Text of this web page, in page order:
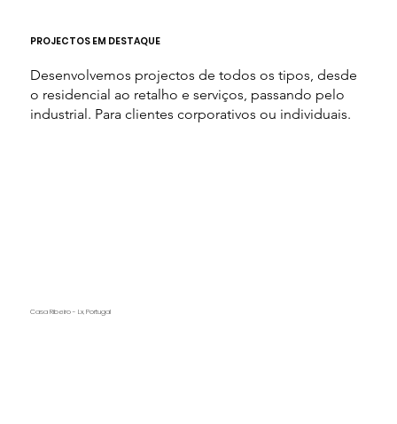
PROJECTOS EM DESTAQUE
Desenvolvemos projectos de todos os tipos, desde
o residencial ao retalho e serviços, passando pelo
industrial. Para clientes corporativos ou individuais.
Casa Ribeiro - Lx, Portugal